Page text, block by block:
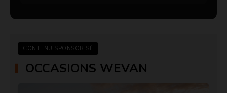
CONTENU SPONSORISÉ
OCCASIONS WEVAN